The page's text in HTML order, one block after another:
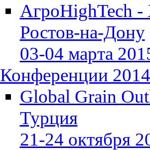
АгроHighTech
Ростов-на-Дону
03-04 марта
Конференции 2014
Global Grain
Турция
21-24 октября